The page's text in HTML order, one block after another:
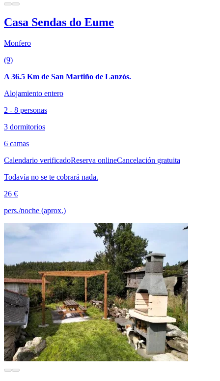
Casa Sendas do Eume
Monfero
(9)
A 36.5 Km de San Martiño de Lanzós.
Alojamiento entero
2 - 8 personas
3 dormitorios
6 camas
Calendario verificadoReserva onlineCancelación gratuita
Todavía no se te cobrará nada.
26 €
pers./noche (aprox.)